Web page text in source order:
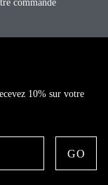
commande
10% sur votre
GO